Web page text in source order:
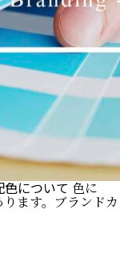
色について色に
ます。ブランドカ